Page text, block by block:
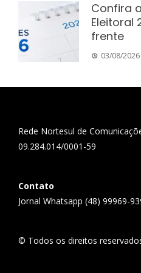
Confira
Eleitoral
frente
03/08/2026
Rede Nortesul de
09.284.014/0001-59
Contato
Jornal Whatsapp (48) 99969-
© Todos os direitos